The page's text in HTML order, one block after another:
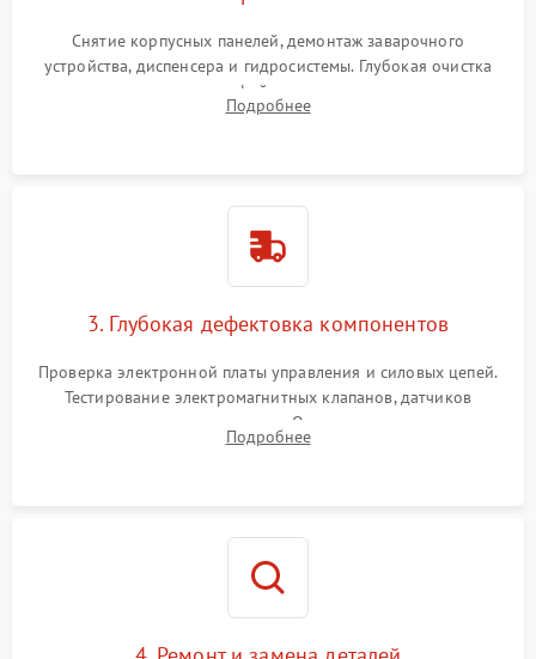
Снятие корпусных панелей, демонтаж заварочного
устройства, диспенсера и гидросистемы. Глубокая очистка
внутренних узлов от кофейных масел, жмыха и накипи.
Промывка дренажных каналов и фильтров с использованием
Подробнее
3. Глубокая дефектовка компонентов
Проверка электронной платы управления и силовых цепей.
Тестирование электромагнитных клапанов, датчиков
температуры и расходомера. Оценка степени износа
жерновов кофемолки, уплотнительных колец гидросистемы
Подробнее